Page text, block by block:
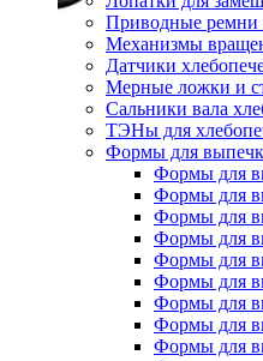
Приводные ремни
Механизмы
Датчики
Мерные ложки и
Сальники вала
ТЭНы для
Формы для
Формы для
Формы для
Формы для
Формы для
Формы для
Формы для
Формы для
Формы для
Формы для